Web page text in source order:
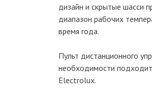
дизайн и скрытые шасси
диапазон рабочих
время года.
Пульт дистанционного
необходимости
Electrolux.